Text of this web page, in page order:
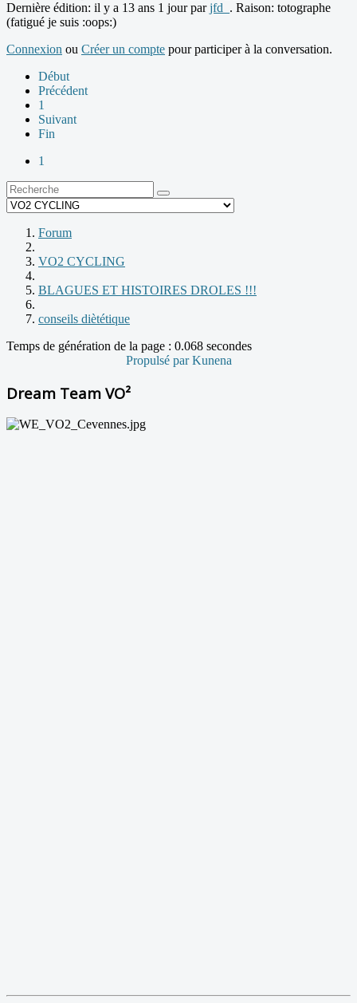
Dernière édition: il y a 13 ans 1 jour parjfd_ . Raison: totographe
(fatigué je suis :oops:)
Connexion ou Créer un compte pour participer à la conversation.
Début
Précédent
1
Suivant
Fin
1
Forum
VO2 CYCLING
BLAGUES ET HISTOIRES DROLES !!!
conseils diètétique
Temps de génération de la page : 0.068 secondes
Propulsé parKunena
Dream Team VO²